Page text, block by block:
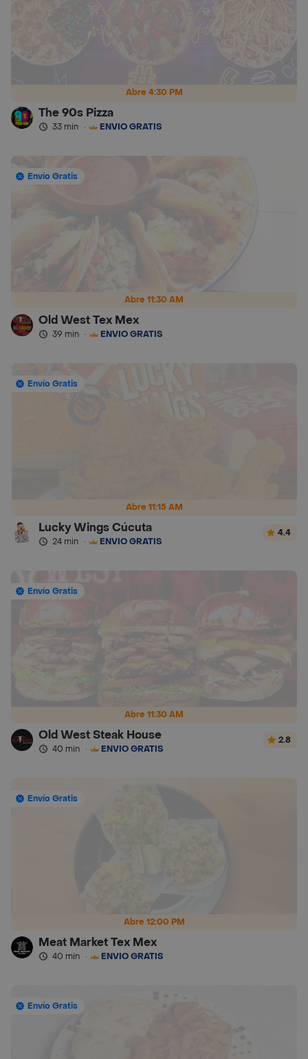
Abre 4:30 PM
The 90s Pizza
33 min · ENVÍO GRATIS
Abre 11:30 AM
Envío Gratis
Old West Tex Mex
39 min · ENVÍO GRATIS
Abre 11:15 AM
Envío Gratis
Lucky Wings Cúcuta
24 min · ENVÍO GRATIS
4.4
Abre 11:30 AM
Envío Gratis
Old West Steak House
40 min · ENVÍO GRATIS
2.8
Abre 12:00 PM
Envío Gratis
Meat Market Tex Mex
40 min · ENVÍO GRATIS
Envío Gratis